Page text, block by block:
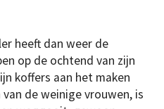
heeft dan weer de
op de ochtend van zijn
koffers aan het maken
de weinige vrouwen, is